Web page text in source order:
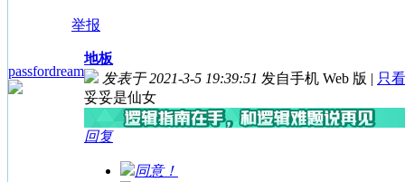
举报
passfordream
地板
发表于 2021-3-5 19:39:51 发自手机 Web 版 | 只
妥妥是仙女
回复
同意！